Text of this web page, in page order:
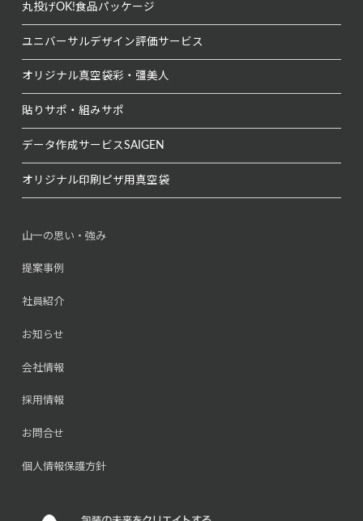
丸投げOK!食品パッケージ
ユニバーサルデザイン評価サービス
オリジナル真空袋彩・彊美人
貼りサポ・組みサポ
データ作成サービスSAIGEN
オリジナル印刷 ピザ用真空袋
山一の思い・強み
提案事例
社員紹介
お知らせ
会社情報
採用情報
お問合せ
個人情報保護方針